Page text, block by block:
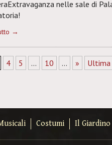
nelle sale di
→
4 5 ... 10 ... » Ultima
Costumi Il